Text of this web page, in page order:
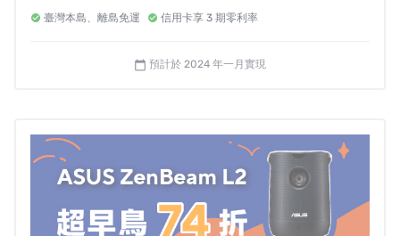
看更多開箱內容：
https://www.mcdulll.com/blog/post/122162879
臺灣本島、離島免運 信用卡享 3 期零利率
calendar_today 預計於 2024 年一月實現